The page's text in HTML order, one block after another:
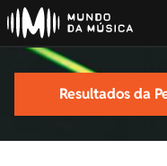
Resultados da